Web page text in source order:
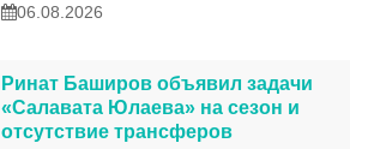
06.08.2026
Ринат Баширов объявил задачи
«Салавата Юлаева» на сезон и
отсутствие трансферов